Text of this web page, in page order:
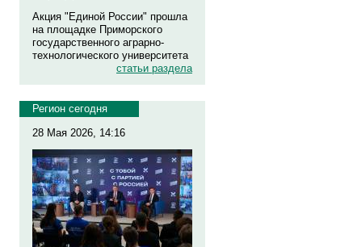
Акция "Единой России" прошла
на площадке Приморского
государственного аграрно-
технологического университета
статьи раздела
Регион сегодня
28 Мая 2026, 14:16